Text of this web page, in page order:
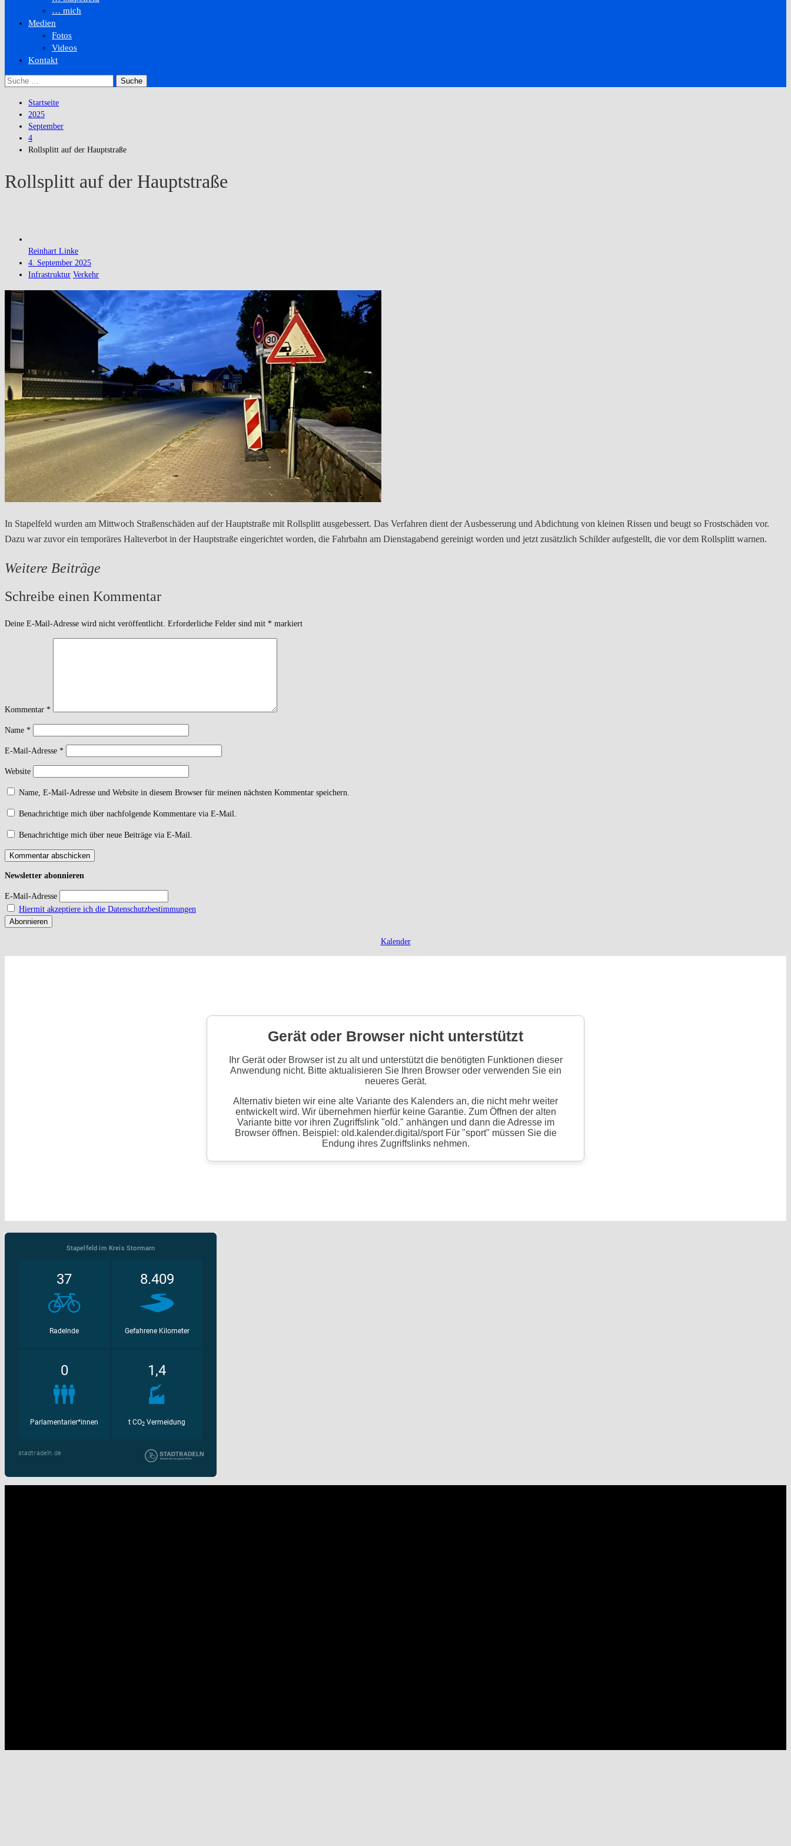
… mich
Medien
Fotos
Videos
Kontakt
Suche
Startseite
2025
September
4
Rollsplitt auf der Hauptstraße
Rollsplitt auf der Hauptstraße
Reinhart Linke
4. September 2025
Infrastruktur Verkehr
In Stapelfeld wurden am Mittwoch Straßenschäden auf der Hauptstraße mit Rollsplitt ausgebessert. Das Verfahren dient der Ausbesserung und Abdichtung von kleinen Rissen und beugt so Frostschäden vor.
Dazu war zuvor ein temporäres Halteverbot in der Hauptstraße eingerichtet worden, die Fahrbahn am Dienstagabend gereinigt worden und jetzt zusätzlich Schilder aufgestellt, die vor dem Rollsplitt warnen.
Weitere Beiträge
Schreibe einen Kommentar
Deine E-Mail-Adresse wird nicht veröffentlicht. Erforderliche Felder sind mit * markiert
Kommentar *
Name *
E-Mail-Adresse *
Website
Name, E-Mail-Adresse und Website in diesem Browser für meinen nächsten Kommentar speichern.
Benachrichtige mich über nachfolgende Kommentare via E-Mail.
Benachrichtige mich über neue Beiträge via E-Mail.
Newsletter abonnieren
E-Mail-Adresse
Hiermit akzeptiere ich die Datenschutzbestimmungen
Kalender